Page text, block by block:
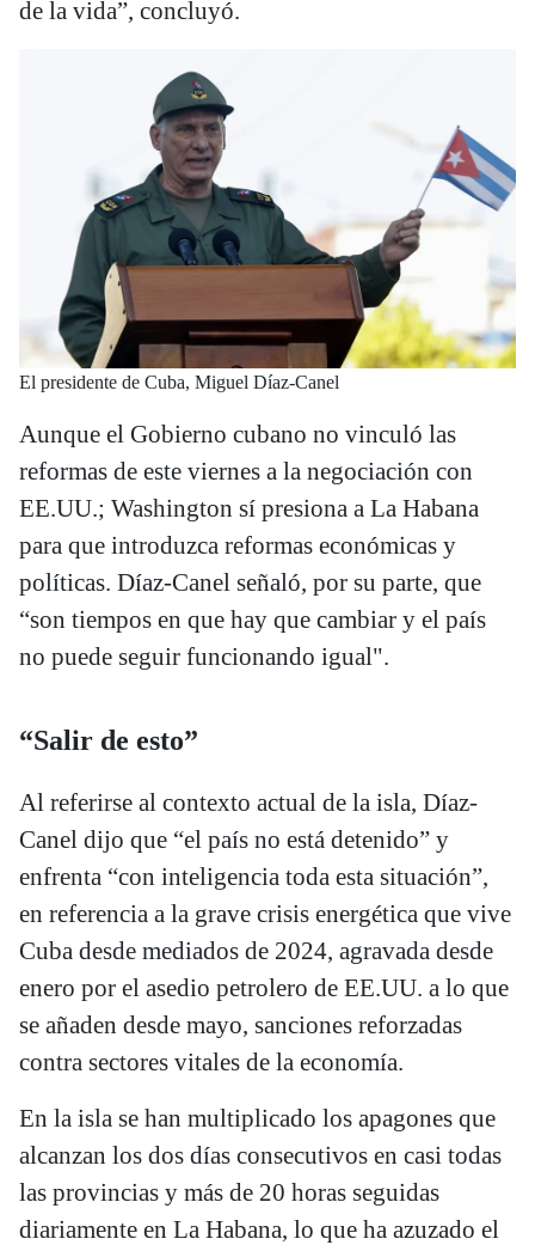
de la vida”, concluyó.
El presidente de Cuba, Miguel Díaz-Canel
Aunque el Gobierno cubano no vinculó las
reformas de este viernes a la negociación con
EE.UU.; Washington sí presiona a La Habana
para que introduzca reformas económicas y
políticas. Díaz-Canel señaló, por su parte, que
“son tiempos en que hay que cambiar y el país
no puede seguir funcionando igual".
“Salir de esto”
Al referirse al contexto actual de la isla, Díaz-
Canel dijo que “el país no está detenido” y
enfrenta “con inteligencia toda esta situación”,
en referencia a la grave crisis energética que vive
Cuba desde mediados de 2024, agravada desde
enero por el asedio petrolero de EE.UU. a lo que
se añaden desde mayo, sanciones reforzadas
contra sectores vitales de la economía.
En la isla se han multiplicado los apagones que
alcanzan los dos días consecutivos en casi todas
las provincias y más de 20 horas seguidas
diariamente en La Habana, lo que ha azuzado el